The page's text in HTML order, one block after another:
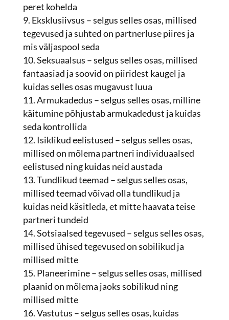
peret kohelda
Eksklusiivsus – selgus selles osas, millised
tegevused ja suhted on partnerluse piires ja
mis väljaspool seda
Seksuaalsus – selgus selles osas, millised
fantaasiad ja soovid on piiridest kaugel ja
kuidas selles osas mugavust luua
Armukadedus – selgus selles osas, milline
käitumine põhjustab armukadedust ja kuidas
seda kontrollida
Isiklikud eelistused – selgus selles osas,
millised on mõlema partneri individuaalsed
eelistused ning kuidas neid austada
Tundlikud teemad – selgus selles osas,
millised teemad võivad olla tundlikud ja
kuidas neid käsitleda, et mitte haavata teise
partneri tundeid
Sotsiaalsed tegevused – selgus selles osas,
millised ühised tegevused on sobilikud ja
millised mitte
Planeerimine – selgus selles osas, millised
plaanid on mõlema jaoks sobilikud ning
millised mitte
Vastutus – selgus selles osas, kuidas